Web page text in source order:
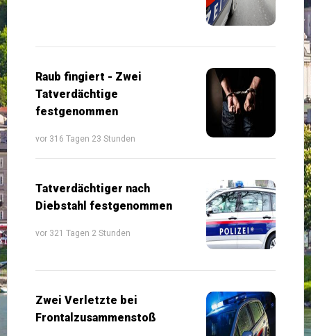
Raub fingiert - Zwei
Tatverdächtige
festgenommen
vor 316 Tagen 23 Stunden
Tatverdächtiger nach
Diebstahl festgenommen
vor 321 Tagen 2 Stunden
Zwei Verletzte bei
Frontalzusammenstoß